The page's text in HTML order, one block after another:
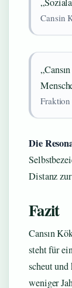
Cansin
Die
Distanz
Fazit
Cansın
steht für
scheut
weniger